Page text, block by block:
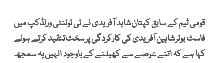
قومی ٹیم کے سابق کپتان شاہد آفریدی نے ٹی ٹوئنٹی ورلڈکپ میں
فاسٹ بولر شاہین آفریدی کی کارکردگی پر سخت تنقید کرتے ہوئے
کہا ہے کہ اتنے عرصے سے کھیلنے کے باوجود انہیں یہ سمجھ